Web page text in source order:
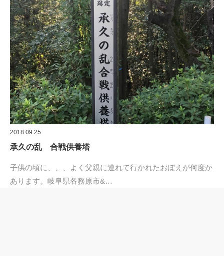
2018.09.25
承久の乱 合戦供養塔
子供の頃に、、、よく父親に連れて行かれたおぼえが何度か
あります。岐阜県各務原市&…